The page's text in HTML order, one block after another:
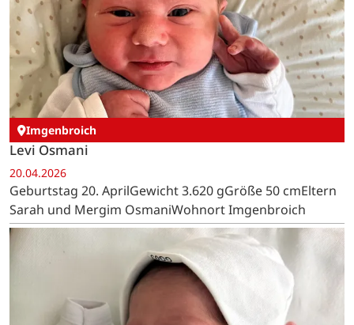
Imgenbroich
Levi Osmani
20.04.2026
Geburtstag 20. AprilGewicht 3.620 gGröße 50 cmEltern
Sarah und Mergim OsmaniWohnort Imgenbroich